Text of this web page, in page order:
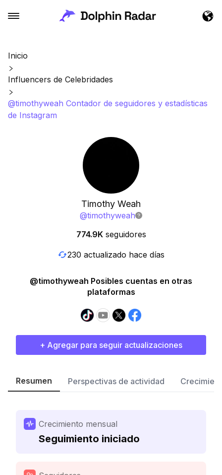
Inicio
Influencers de Celebridades
@timothyweah Contador de seguidores y estadísticas
de Instagram
Timothy Weah
@timothyweah
774.9K seguidores
230 actualizado hace días
@timothyweah Posibles cuentas en otras
plataformas
+ Agregar para seguir actualizaciones
Resumen Perspectivas de actividad
Crecimiento mensual
Seguimiento iniciado